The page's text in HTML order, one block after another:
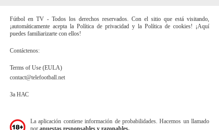
Fútbol en TV - Todos los derechos reservados. Con el sitio que está visitando,
¡automáticamente acepta la Política de privacidad y la Política de cookies! ¡Aquí
puedes familiarizarte con ellos!
Contáctenos:
Terms of Use (EULA)
contact@telefootball.net
За НАС
La aplicación contiene información de probabilidades. Hacemos un llamado
por apuestas responsables y razonables.